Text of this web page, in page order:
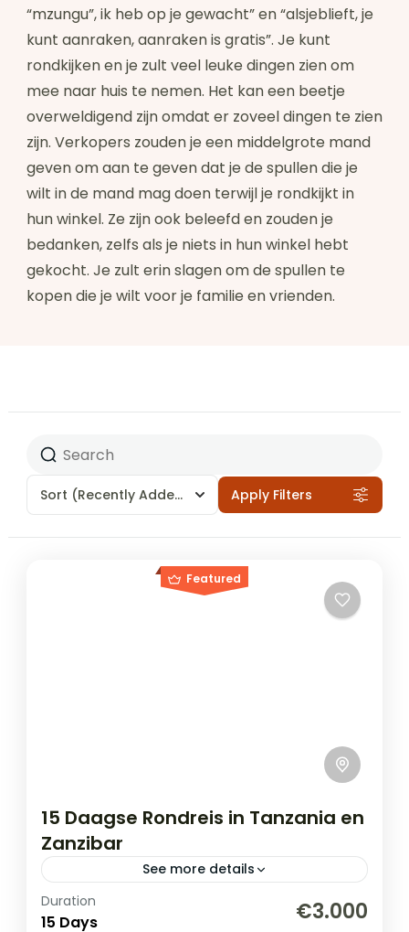
“mzungu”, ik heb op je gewacht” en “alsjeblieft, je
kunt aanraken, aanraken is gratis”. Je kunt
rondkijken en je zult veel leuke dingen zien om
mee naar huis te nemen. Het kan een beetje
overweldigend zijn omdat er zoveel dingen te zien
zijn. Verkopers zouden je een middelgrote mand
geven om aan te geven dat je de spullen die je
wilt in de mand mag doen terwijl je rondkijkt in
hun winkel. Ze zijn ook beleefd en zouden je
bedanken, zelfs als je niets in hun winkel hebt
gekocht. Je zult erin slagen om de spullen te
kopen die je wilt voor je familie en vrienden.
Sort (Recently Added) Apply Filters
Featured
15 Daagse Rondreis in Tanzania en
Zanzibar
See more details
Combineer de hoogtepunten van een
Duration
15 Days €3.000